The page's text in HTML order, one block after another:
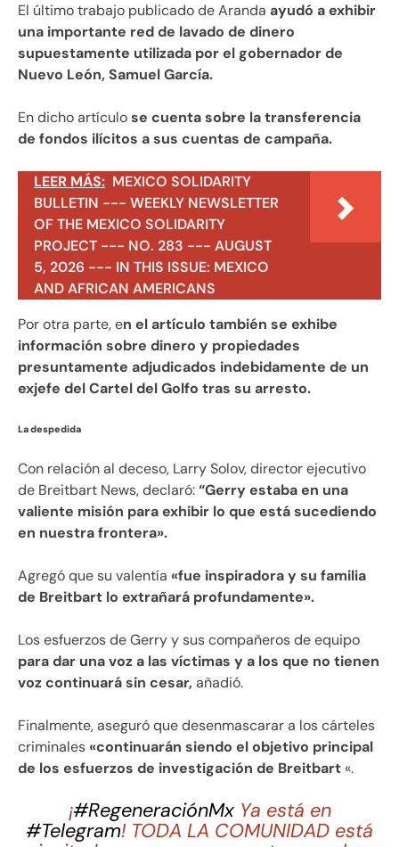
El último trabajo publicado de Aranda ayudó a exhibir
una importante red de lavado de dinero
supuestamente utilizada por el gobernador de
Nuevo León, Samuel García.
En dicho artículose cuenta sobre la transferencia
de fondos ilícitos a sus cuentas de campaña.
LEER MÁS: MEXICO SOLIDARITY
BULLETIN --- WEEKLY NEWSLETTER
OF THE MEXICO SOLIDARITY
PROJECT --- NO. 283 --- AUGUST
5, 2026 --- IN THIS ISSUE: MEXICO
AND AFRICAN AMERICANS
Por otra parte, en el artículo también se exhibe
información sobre dinero y propiedades
presuntamente adjudicados indebidamente ​​de un
exjefe del Cartel del Golfo tras su arresto.
La despedida
Con relación al deceso, Larry Solov, director ejecutivo
de Breitbart News, declaró:“Gerry estaba en una
valiente misión para exhibir lo que está sucediendo
en nuestra frontera».
Agregó que su valentía «fue inspiradora y su familia
de Breitbart lo extrañará profundamente».
Los esfuerzos de Gerry y sus compañeros de equipo
para dar una voz a las víctimas y a los que no tienen
voz continuará sin cesar, añadió.
Finalmente, aseguró que desenmascarar a los cárteles
criminales«continuarán siendo el objetivo principal
de los esfuerzos de investigación de Breitbart«.
¡#RegeneraciónMxYa está en
#Telegram! TODA LA COMUNIDAD está